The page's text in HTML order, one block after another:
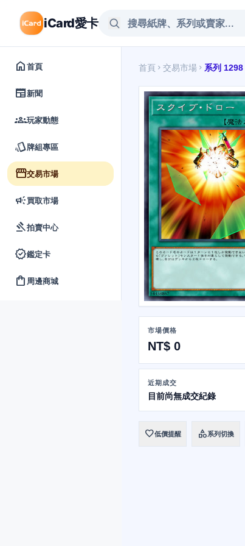
iCard愛卡
home首頁
newspaper新聞
groups玩家動態
style牌組專區
storefront交易市場
campaign買取市場
gavel拍賣中心
verified鑑定卡
shopping_bag 周邊商城
首頁 chevron_right 交易市場 chevron_right 系列 1298
市場價格
NT$ 0
近期成交
目前尚無成交紀錄
favorite低價提醒 category系列切換